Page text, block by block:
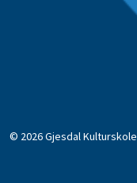
© 2026 Gjesdal Kulturskole